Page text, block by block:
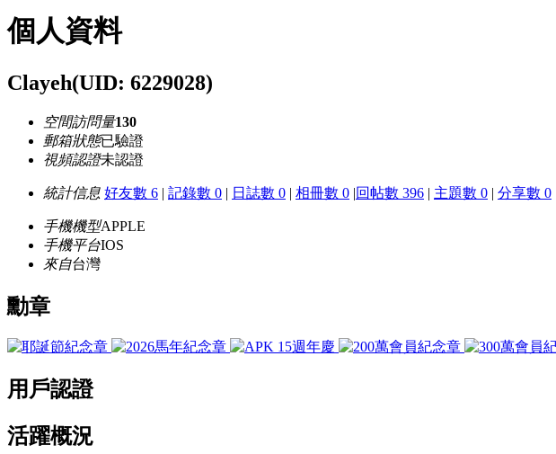
個人資料
Clayeh(UID: 6229028)
空間訪問量130
郵箱狀態已驗證
視頻認證未認證
統計信息 好友數 6 | 記錄數 0 | 日誌數 0 | 相冊數 0 |回帖數 396 | 主題數 0 | 分享數 0
手機機型APPLE
手機平台IOS
來自台灣
勳章
用戶認證
活躍概況